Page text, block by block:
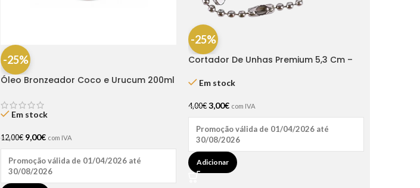
-25%
Óleo Bronzeador Coco e Urucum 200ml
Em stock
12,00€ 9,00€ com IVA
Promoção válida de 01/04/2026 até
30/08/2026
-25%
Cortador De Unhas Premium 5,3 Cm –
Em stock
4,00€ 3,00€ com IVA
Promoção válida de 01/04/2026 até
30/08/2026
Adicionar